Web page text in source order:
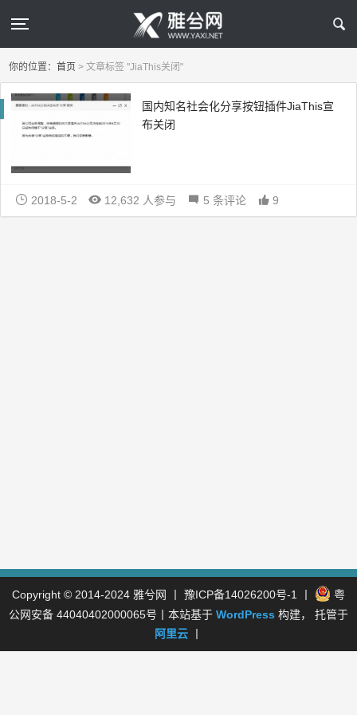
你的位置：首页 > 文章标签 "JiaThis关闭"
国内知名社会化分享按钮插件JiaThis宣
布关闭
2018-5-2 12,632 人参与 5 条评论 9
Copyright © 2014-2024 雅兮网 豫ICP备14026200号-1
粤
公网安备 44040402000065号 丨本站基于 WordPress 构建， 托管于
阿里云